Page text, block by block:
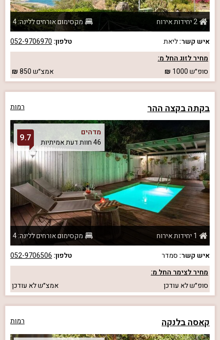
2 יחידות אירוח
מקסימום אורחים ללינה: 4
איש קשר:ליאת טלפון: 052-9706970
מחיר לזוג החל מ:
סופ״ש1000 אמצ״ש850
בקתה בקצה ההר רמות
מדהים
46 חוות דעת אמיתיות
9.7
1 יחידות אירוח
מקסימום אורחים ללינה: 4
איש קשר: סמדר טלפון: 052-9706506
מחיר לצימר החל מ:
סופ״שלא עודכן אמצ״שלא עודכן
קאסה בלנקה רמות